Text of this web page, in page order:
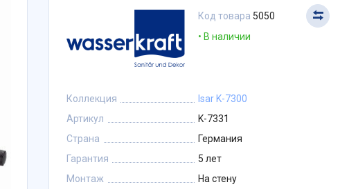
Код товара 5050
В наличии
Коллекция
Isar K-7300
Артикул
K-7331
Страна
Германия
Гарантия
5 лет
Монтаж
На стену